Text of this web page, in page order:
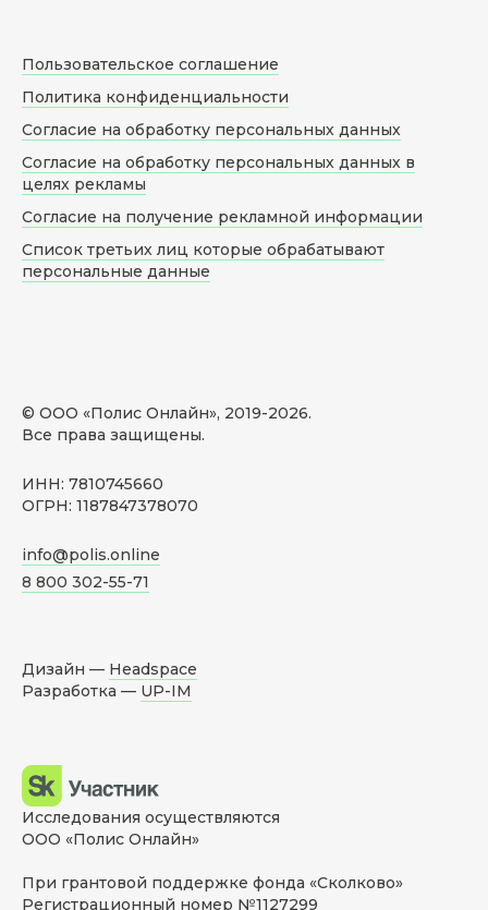
© ООО «Полис Онлайн», 2019-2026.
Все права защищены.
ИНН: 7810745660
ОГРН: 1187847378070
info@polis.online
8 800 302-55-71
Пользовательское соглашение
Политика конфиденциальности
Согласие на обработку персональных данных
Согласие на обработку персональных данных в
целях рекламы
Согласие на получение рекламной информации
Список третьих лиц которые обрабатывают
персональные данные
Дизайн — Headspace
Разработка — UP-IM
Исследования осуществляются
ООО «Полис Онлайн»
При грантовой поддержке фонда «Сколково»
Регистрационный номер №1127299